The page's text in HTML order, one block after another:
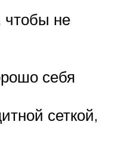
чтобы не
себя
сеткой,